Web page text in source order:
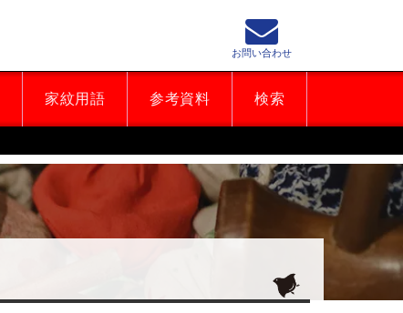
家紋用語 参考資料 検索
お問い合わせ